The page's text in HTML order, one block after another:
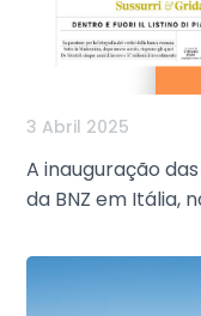
3 Abril 2025
A inauguração
da BNZ em Itália,